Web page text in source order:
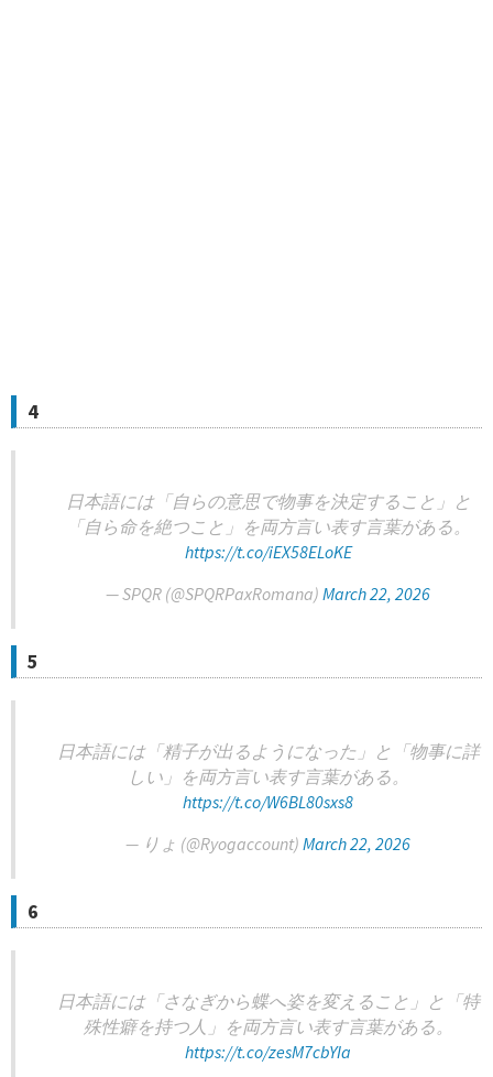
4
日本語には「自らの意思で物事を決定すること」と
「自ら命を絶つこと」を両方言い表す言葉がある。
https://t.co/iEX58ELoKE
— SPQR (@SPQRPaxRomana) March 22, 2026
5
日本語には「精子が出るようになった」と「物事に詳
しい」を両方言い表す言葉がある。
https://t.co/W6BL80sxs8
— りょ (@Ryogaccount) March 22, 2026
6
日本語には「さなぎから蝶へ姿を変えること」と「特
殊性癖を持つ人」を両方言い表す言葉がある。
https://t.co/zesM7cbYIa